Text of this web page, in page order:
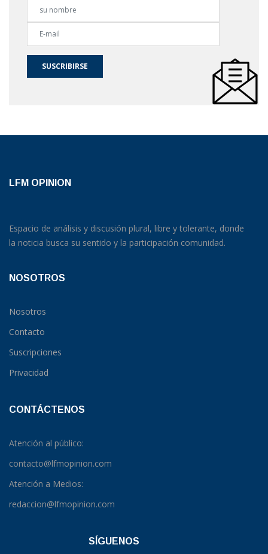
SUSCRIBIRSE
LFM OPINION
Espacio de análisis y discusión plural, libre y tolerante, donde
la noticia busca su sentido y la participación comunidad.
NOSOTROS
Nosotros
Contacto
Suscripciones
Privacidad
CONTÁCTENOS
Atención al público:
contacto@lfmopinion.com
Atención a Medios:
redaccion@lfmopinion.com
SÍGUENOS